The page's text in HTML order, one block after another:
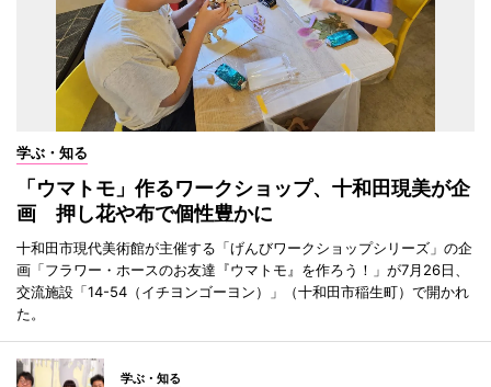
学ぶ・知る
「ウマトモ」作るワークショップ、十和田現美が企
画 押し花や布で個性豊かに
十和田市現代美術館が主催する「げんびワークショップシリーズ」の企
画「フラワー・ホースのお友達『ウマトモ』を作ろう！」が7月26日、
交流施設「14-54（イチヨンゴーヨン）」（十和田市稲生町）で開かれ
た。
学ぶ・知る